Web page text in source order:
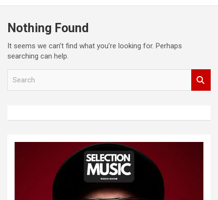
Nothing Found
It seems we can’t find what you’re looking for. Perhaps
searching can help.